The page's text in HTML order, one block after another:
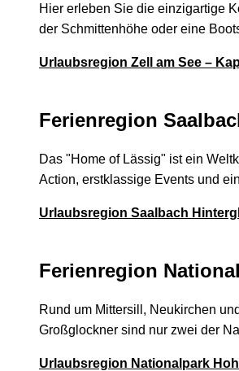
Hier erleben Sie die einzigartige
der Schmittenhöhe oder eine
Urlaubsregion Zell am See –
Ferienregion
Das "Home of Lässig" ist ein
Action, erstklassige Events und
Urlaubsregion Saalbach
Ferienregion
Rund um Mittersill, Neukirchen
Großglockner sind nur zwei der
Urlaubsregion Nationalpark